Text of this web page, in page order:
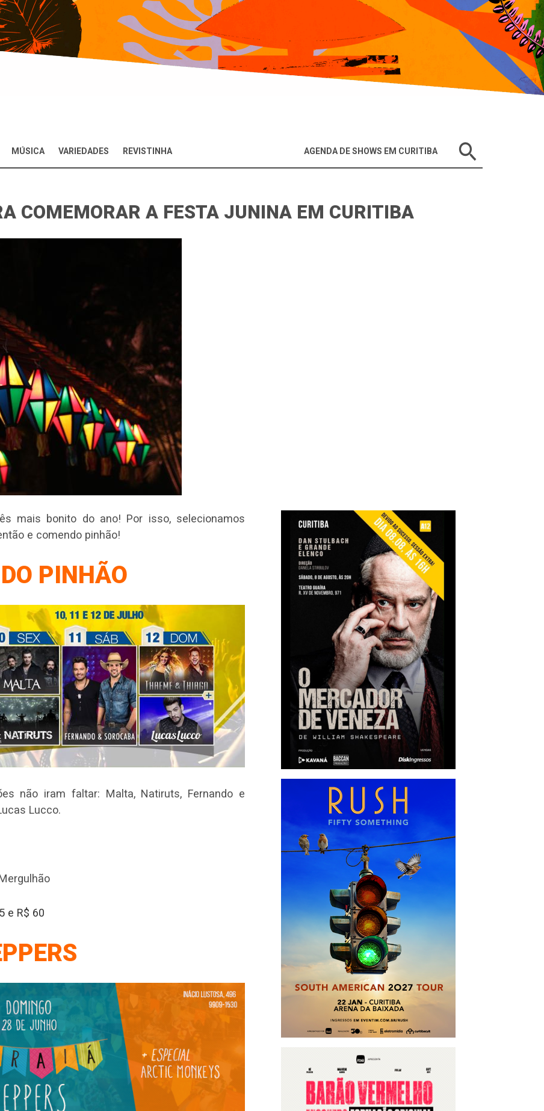
MÚSICA VARIEDADES REVISTINHA AGENDA DE SHOWS EM CURITIBA
COMEMORAR A FESTA JUNINA EM CURITIBA
mais bonito do ano! Por isso, selecionamos
e comendo pinhão!
PINHÃO
não iram faltar: Malta, Natiruts, Fernando e
Lucco.
e R$ 60